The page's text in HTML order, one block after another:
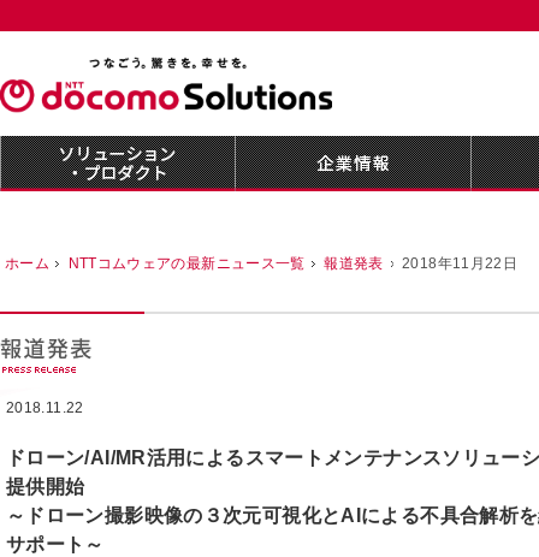
ホーム NTTコムウェアの最新ニュース一覧 報道発表 2018年11月22日
2018.11.22
ドローン/AI/MR活用によるスマートメンテナンスソリュー
提供開始
～ドローン撮影映像の３次元可視化とAIによる不具合解析
サポート～